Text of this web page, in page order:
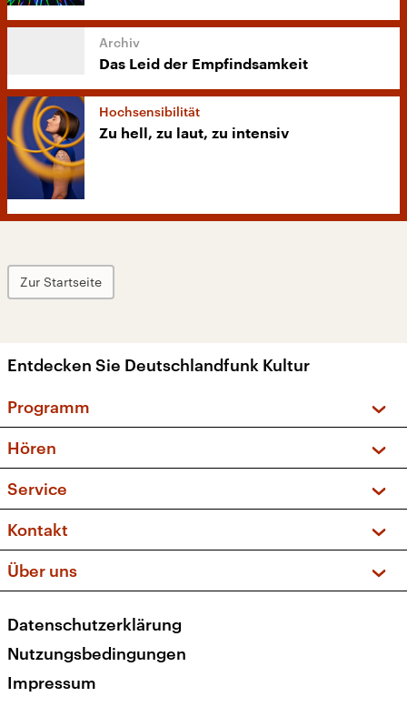
Das Leid der Empfindsamkeit
Hochsensibilität
Zu hell, zu laut, zu intensiv
Zur Startseite
Entdecken Sie Deutschlandfunk Kultur
Programm
Sendungen und Podcasts
Musikliste
Kakadu – Das Kinderprogramm
Hören
Frequenzen (UKW + DAB+)
Service
FAQ
Apps
Newsletter
Veranstaltungen
Kontakt
Social Media
Über uns
Presse
Karriere
Transparenz
Datenschutzerklärung
Nutzungsbedingungen
Impressum